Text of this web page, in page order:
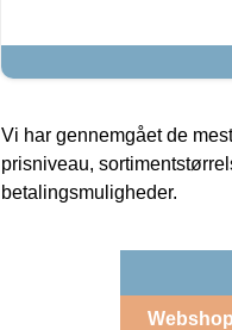
Vi har gennemgået de
prisniveau,
betalingsmuligheder.
Webshop